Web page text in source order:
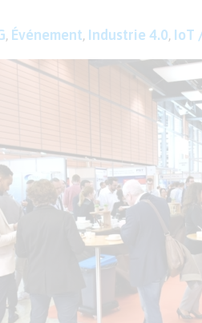
, Événement, Industrie 4.0, IoT